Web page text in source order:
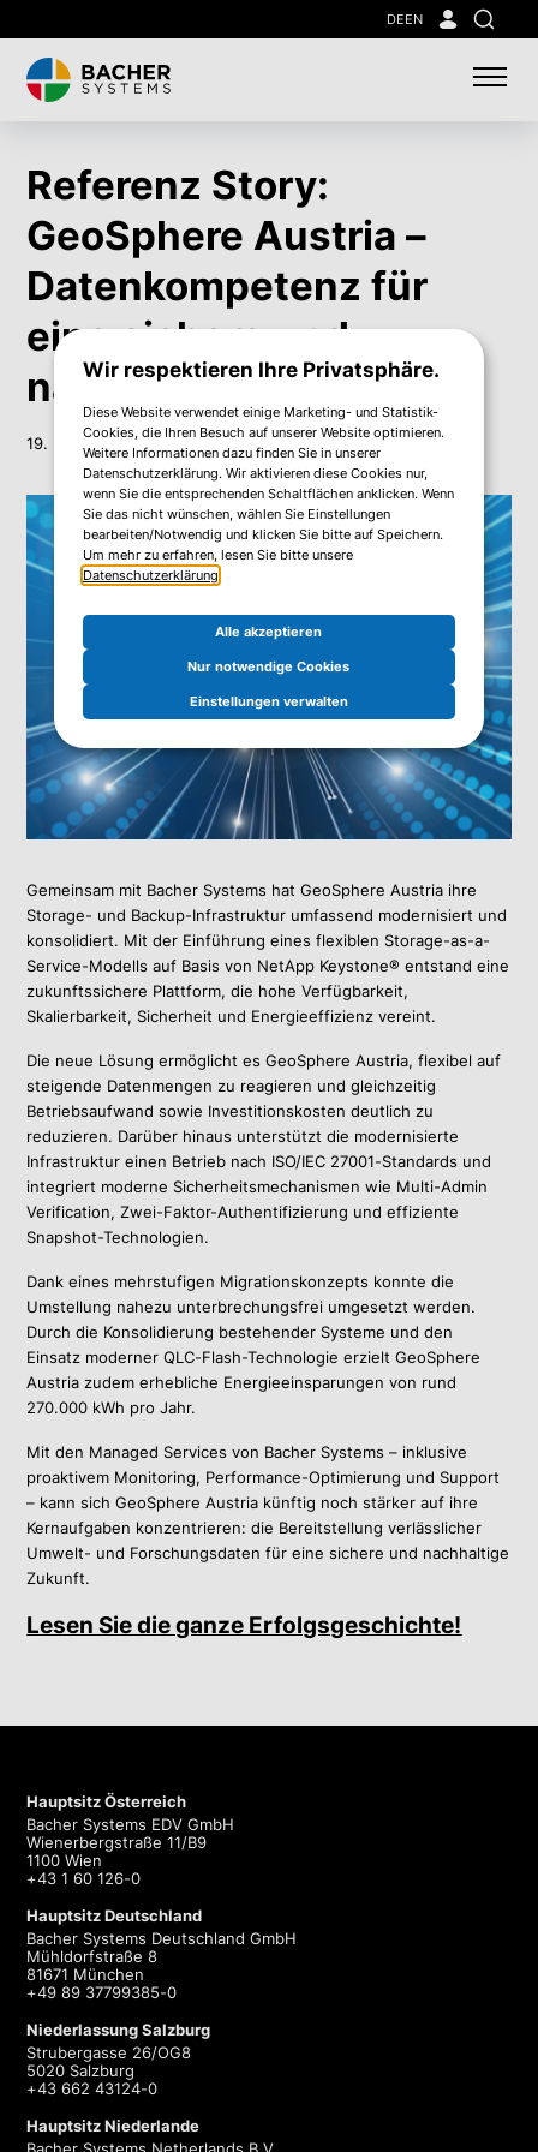
to
main
content
DEEN
Suche
Referenz Story:
GeoSphere Austria –
Datenkompetenz für
eine sichere und
nachhaltige Zukunft
19. Mai 2026
Gemeinsam mit Bacher Systems hat GeoSphere Austria ihre
Storage- und Backup-Infrastruktur umfassend modernisiert und
konsolidiert. Mit der Einführung eines flexiblen Storage-as-a-
Service-Modells auf Basis von NetApp Keystone® entstand eine
zukunftssichere Plattform, die hohe Verfügbarkeit,
Skalierbarkeit, Sicherheit und Energieeffizienz vereint.
Die neue Lösung ermöglicht es GeoSphere Austria, flexibel auf
steigende Datenmengen zu reagieren und gleichzeitig
Betriebsaufwand sowie Investitionskosten deutlich zu
reduzieren. Darüber hinaus unterstützt die modernisierte
Infrastruktur einen Betrieb nach ISO/IEC 27001-Standards und
integriert moderne Sicherheitsmechanismen wie Multi-Admin
Verification, Zwei-Faktor-Authentifizierung und effiziente
Snapshot-Technologien.
Dank eines mehrstufigen Migrationskonzepts konnte die
Umstellung nahezu unterbrechungsfrei umgesetzt werden.
Durch die Konsolidierung bestehender Systeme und den
Einsatz moderner QLC-Flash-Technologie erzielt GeoSphere
Austria zudem erhebliche Energieeinsparungen von rund
270.000 kWh pro Jahr.
Mit den Managed Services von Bacher Systems – inklusive
proaktivem Monitoring, Performance-Optimierung und Support
– kann sich GeoSphere Austria künftig noch stärker auf ihre
Kernaufgaben konzentrieren: die Bereitstellung verlässlicher
Umwelt- und Forschungsdaten für eine sichere und nachhaltige
Zukunft.
Lesen Sie die ganze Erfolgsgeschichte!
Wir respektieren Ihre Privatsphäre.
Diese Website verwendet einige Marketing- und Statistik-
Cookies, die Ihren Besuch auf unserer Website optimieren.
Weitere Informationen dazu finden Sie in unserer
Datenschutzerklärung. Wir aktivieren diese Cookies nur,
wenn Sie die entsprechenden Schaltflächen anklicken. Wenn
Sie das nicht wünschen, wählen Sie Einstellungen
bearbeiten/Notwendig und klicken Sie bitte auf Speichern.
Um mehr zu erfahren, lesen Sie bitte unsere
Datenschutzerklärung.
Alle akzeptieren
Nur notwendige Cookies
Einstellungen verwalten
Hauptsitz Österreich
Bacher Systems EDV GmbH
Wienerbergstraße 11/B9
1100 Wien
+43 1 60 126-0
Hauptsitz Deutschland
Bacher Systems Deutschland GmbH
Mühldorfstraße 8
81671 München
+49 89 37799385-0
Niederlassung Salzburg
Strubergasse 26/OG8
5020 Salzburg
+43 662 43124-0
Hauptsitz Niederlande